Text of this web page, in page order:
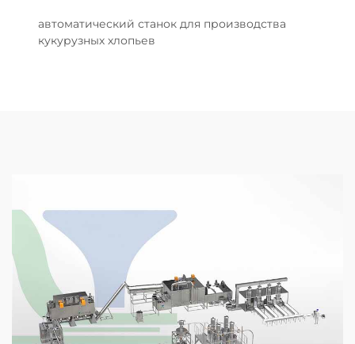
автоматический станок для производства
кукурузных хлопьев